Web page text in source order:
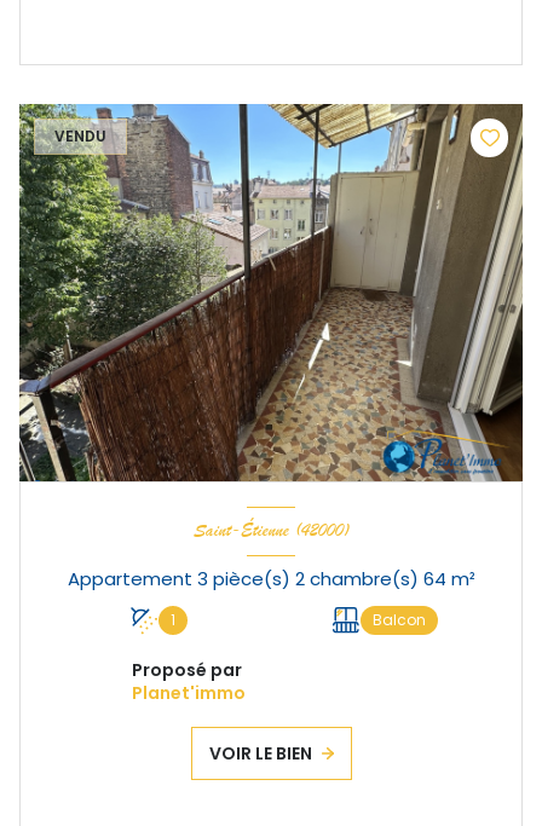
VENDU
Saint-Étienne (42000)
Appartement 3 pièce(s) 2 chambre(s) 64 m²
1 Balcon
Proposé par
Planet'immo
VOIR LE BIEN